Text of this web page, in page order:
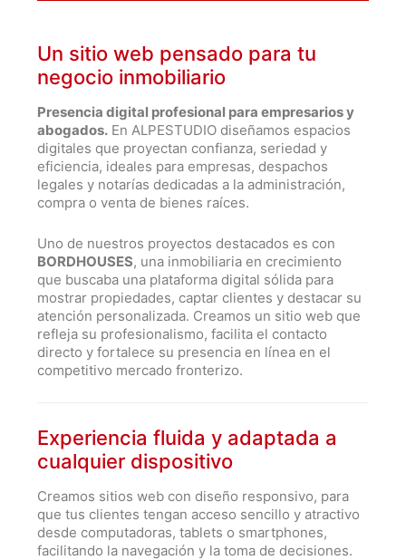
Un sitio web pensado para tu
negocio inmobiliario
Presencia digital profesional para empresarios y
abogados. En ALPESTUDIO diseñamos espacios
digitales que proyectan confianza, seriedad y
eficiencia, ideales para empresas, despachos
legales y notarías dedicadas a la administración,
compra o venta de bienes raíces.
Uno de nuestros proyectos destacados es con
BORDHOUSES, una inmobiliaria en crecimiento
que buscaba una plataforma digital sólida para
mostrar propiedades, captar clientes y destacar su
atención personalizada. Creamos un sitio web que
refleja su profesionalismo, facilita el contacto
directo y fortalece su presencia en línea en el
competitivo mercado fronterizo.
Experiencia fluida y adaptada a
cualquier dispositivo
Creamos sitios web con diseño responsivo, para
que tus clientes tengan acceso sencillo y atractivo
desde computadoras, tablets o smartphones,
facilitando la navegación y la toma de decisiones.